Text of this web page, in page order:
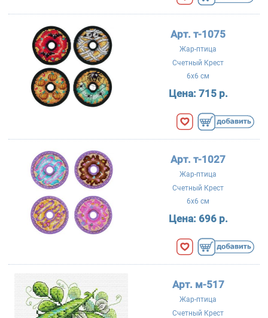
Арт. т-1075
Жар-птица
Счетный Крест
6x6 см
Цена: 715 р.
Арт. т-1027
Жар-птица
Счетный Крест
6x6 см
Цена: 696 р.
Арт. м-517
Жар-птица
Счетный Крест